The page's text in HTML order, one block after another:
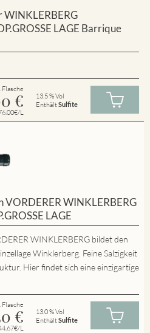
LAGE Barrique
Flasche
€
L
13.5 % Vol
EnthältSulfite
WINKLERBERG
LAGE
WINKLERBERG bildet den
Winklerberg. Feine Salzigkeit
Hier findet sich eine einzigartige
Flasche
€
L
13.0 % Vol
EnthältSulfite